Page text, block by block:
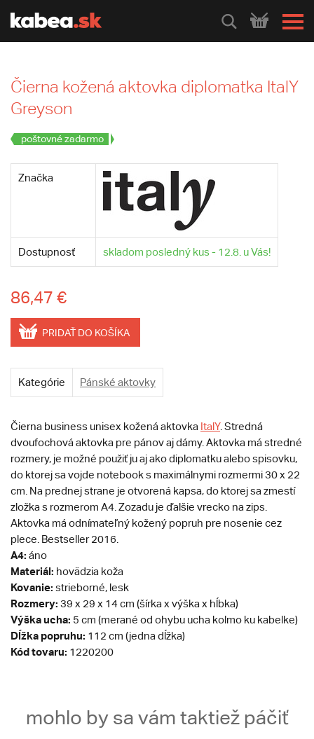
HLEDEJ
Čierna kožená aktovka diplomatka ItalY
Greyson
poštovné zadarmo
Značka
Dostupnosť skladom posledný kus - 12.8. u Vás!
86,47 €
PRIDAŤ DO KOŠÍKA
Kategórie Pánské aktovky
Čierna business unisex kožená aktovka ItalY. Stredná
dvoufochová aktovka pre pánov aj dámy. Aktovka má stredné
rozmery, je možné použiť ju aj ako diplomatku alebo spisovku,
do ktorej sa vojde notebook s maximálnymi rozmermi 30 x 22
cm. Na prednej strane je otvorená kapsa, do ktorej sa zmestí
zložka s rozmerom A4. Zozadu je ďalšie vrecko na zips.
Aktovka má odnímateľný kožený popruh pre nosenie cez
plece. Bestseller 2016.
A4: áno
Materiál: hovädzia koža
Kovanie: strieborné, lesk
Rozmery: 39 x 29 x 14 cm (šírka x výška x hĺbka)
Výška ucha: 5 cm (merané od ohybu ucha kolmo ku kabelke)
Dĺžka popruhu: 112 cm (jedna dĺžka)
Kód tovaru: 1220200
mohlo by sa vám taktiež páčiť